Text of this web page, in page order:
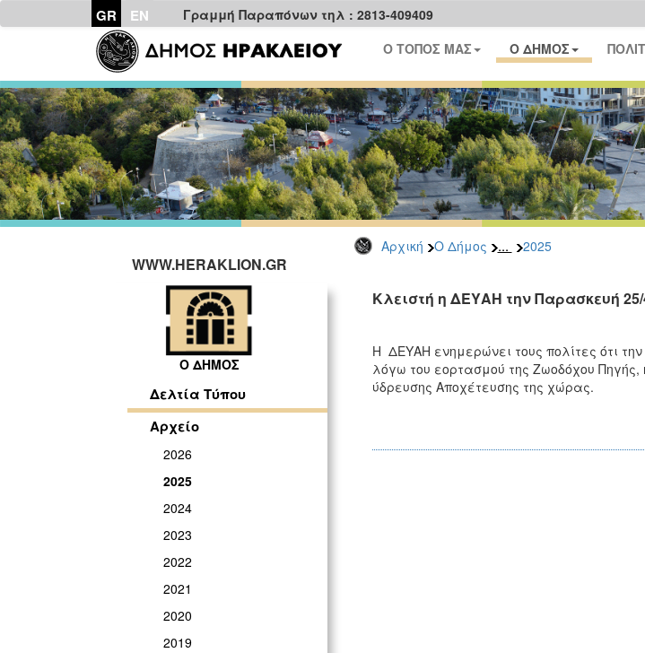
GR EN Γραμμή Παραπόνων τηλ : 2813-409409
Ο ΤΟΠΟΣ ΜΑΣ Ο ΔΗΜΟΣ
Αρχική Ο Δήμος ... 2025
WWW.HERAKLION.GR
Ο ΔΗΜΟΣ
Δελτία Τύπου
Αρχείο
2026
2025
2024
2023
2022
2021
2020
2019
Κλειστή η ΔΕΥΑΗ την Παρασκευή
Η ΔΕΥΑΗ ενημερώνει τους πολίτες ότι
λόγω του εορτασμού της Ζωοδόχου Πηγής,
ύδρευσης Αποχέτευσης της χώρας.